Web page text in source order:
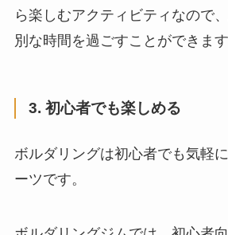
ら楽しむアクティビティなので
別な時間を過ごすことができます
3. 初心者でも楽しめる
ボルダリングは初心者でも気軽
ーツです。